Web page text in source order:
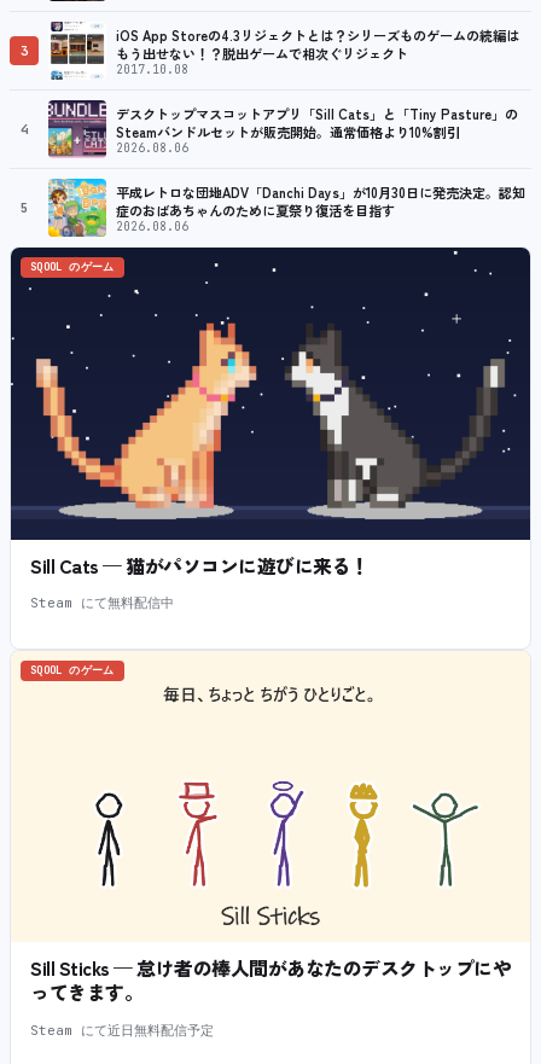
3
iOS App Storeの4.3リジェクトとは？シリーズものゲームの続編は
もう出せない！？脱出ゲームで相次ぐリジェクト
2017.10.08
4
デスクトップマスコットアプリ「Sill Cats」と「Tiny Pasture」の
Steamバンドルセットが販売開始。通常価格より10%割引
2026.08.06
5
平成レトロな団地ADV「Danchi Days」が10月30日に発売決定。認知
症のおばあちゃんのために夏祭り復活を目指す
2026.08.06
SQOOL のゲーム
Sill Cats — 猫がパソコンに遊びに来る！
Steam にて無料配信中
SQOOL のゲーム
Sill Sticks — 怠け者の棒人間があなたのデスクトップにや
ってきます。
Steam にて近日無料配信予定